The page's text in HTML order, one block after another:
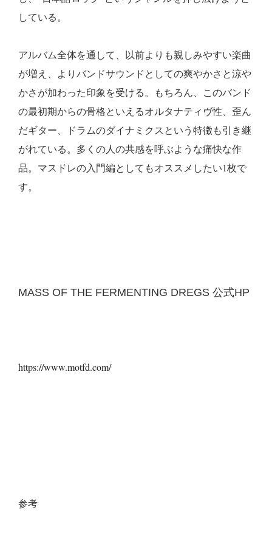
している。
アルバム全体を通して、以前よりも親しみやすい楽曲
が増え、よりバンドサウンドとしての爽やかさと涼や
かさが加わった印象を受ける。もちろん、このバンド
の最初期からの骨格といえるオルタナティヴ性、歪ん
だギター、ドラムのダイナミクスという特徴も引き継
がれている。多くの人の共感を呼ぶような痛快な作
品。マスドレの入門編としてもオススメしたい1枚で
す。
MASS OF THE FERMENTING DREGS 公式HP
https://www.motfd.com/
参考